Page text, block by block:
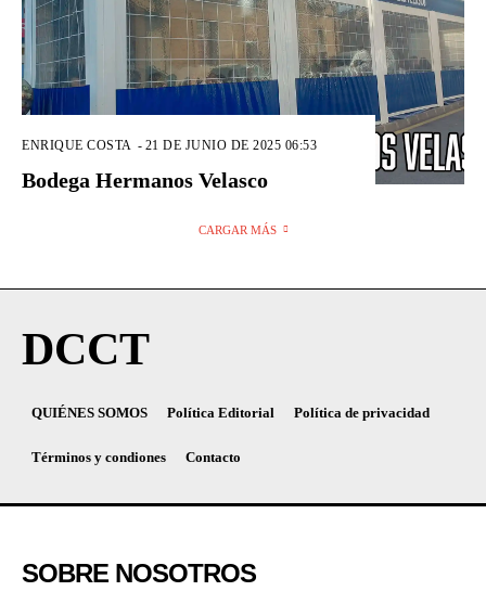
ENRIQUE COSTA - 21 DE JUNIO DE 2025 06:53
Bodega Hermanos Velasco
CARGAR MÁS
DCCT
QUIÉNES SOMOS Política Editorial Política de privacidad
Términos y condiones Contacto
SOBRE NOSOTROS